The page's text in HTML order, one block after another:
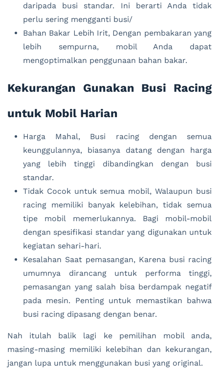
daripada busi standar. Ini berarti Anda tidak
perlu sering mengganti busi/
Bahan Bakar Lebih Irit, Dengan pembakaran yang
lebih sempurna, mobil Anda dapat
mengoptimalkan penggunaan bahan bakar.
Kekurangan Gunakan Busi Racing
untuk Mobil Harian
Harga Mahal, Busi racing dengan semua
keunggulannya, biasanya datang dengan harga
yang lebih tinggi dibandingkan dengan busi
standar.
Tidak Cocok untuk semua mobil, Walaupun busi
racing memiliki banyak kelebihan, tidak semua
tipe mobil memerlukannya. Bagi mobil-mobil
dengan spesifikasi standar yang digunakan untuk
kegiatan sehari-hari.
Kesalahan Saat pemasangan, Karena busi racing
umumnya dirancang untuk performa tinggi,
pemasangan yang salah bisa berdampak negatif
pada mesin. Penting untuk memastikan bahwa
busi racing dipasang dengan benar.
Nah itulah balik lagi ke pemilihan mobil anda,
masing-masing memiliki kelebihan dan kekurangan,
jangan lupa untuk menggunakan busi yang original.